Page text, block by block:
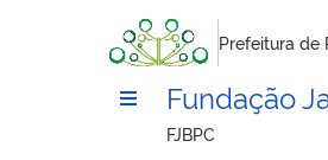
Prefeitura de
Fundação
FJBPC